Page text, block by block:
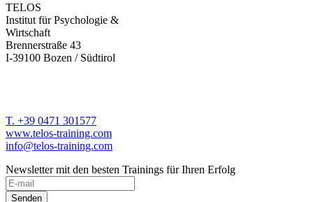
TELOS
Institut für Psychologie &
Wirtschaft
Brennerstraße 43
I-39100 Bozen / Südtirol
T. +39 0471 301577
www.telos-training.com
info@telos-training.com
Newsletter mit den besten Trainings für Ihren Erfolg